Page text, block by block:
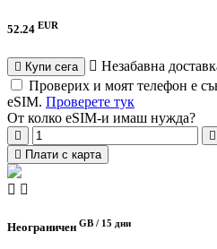
52.24 EUR
Купи сега
Незабавна
Проверих и моят телефон е
eSIM. Проверете тук
От колко eSIM-и имаш нужда?
Плати с карта
Неограничен GB / 15 дни